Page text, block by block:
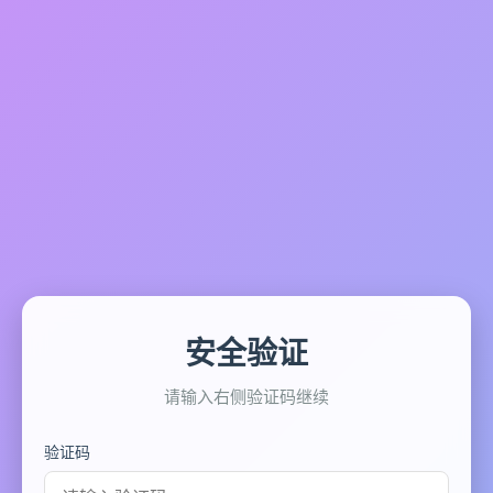
安全验证
请输入右侧验证码继续
验证码